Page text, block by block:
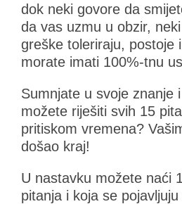
dok neki govore da
da vas uzmu u obzir,
greške toleriraju, postoje
morate imati 100%-tnu
Sumnjate u svoje znanje
možete riješiti svih 15
pritiskom vremena?
došao kraj!
U nastavku možete naći
pitanja i koja se